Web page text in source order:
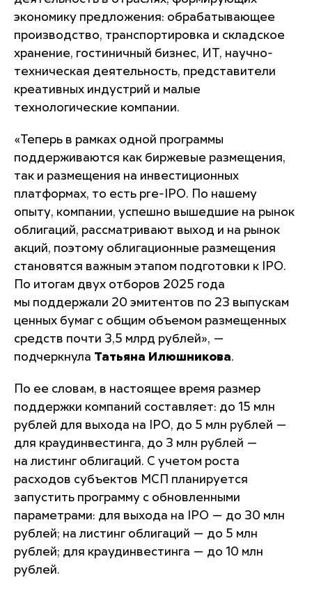
экономику предложения: обрабатывающее
производство, транспортировка и складское
хранение, гостиничный бизнес, ИТ, научно-
техническая деятельность, представители
креативных индустрий и малые
технологические компании.
«Теперь в рамках одной программы
поддерживаются как биржевые размещения,
так и размещения на инвестиционных
платформах, то есть pre-IPO. По нашему
опыту, компании, успешно вышедшие на рынок
облигаций, рассматривают выход и на рынок
акций, поэтому облигационные размещения
становятся важным этапом подготовки к IPO.
По итогам двух отборов 2025 года
мы поддержали 20 эмитентов по 23 выпускам
ценных бумаг с общим объемом размещенных
средств почти 3,5 млрд рублей», —
подчеркнула Татьяна Илюшникова.
По ее словам, в настоящее время размер
поддержки компаний составляет: до 15 млн
рублей для выхода на IPO, до 5 млн рублей —
для краудинвестинга, до 3 млн рублей —
на листинг облигаций. С учетом роста
расходов субъектов МСП планируется
запустить программу с обновленными
параметрами: для выхода на IPO — до 30 млн
рублей; на листинг облигаций — до 5 млн
рублей; для краудинвестинга — до 10 млн
рублей.